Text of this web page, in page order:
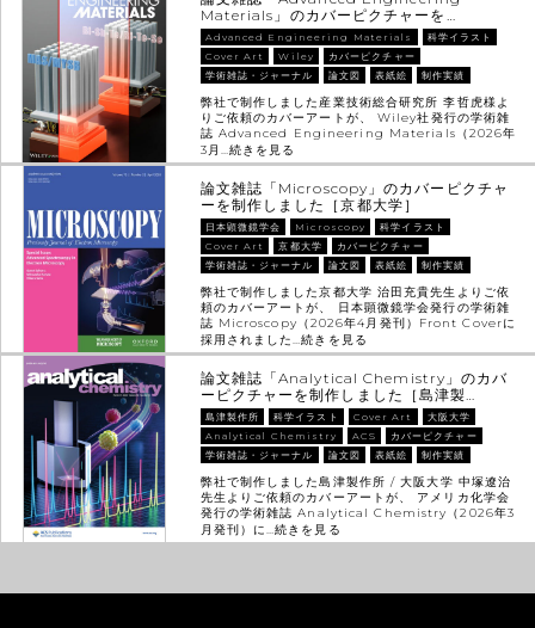
Materials」のカバーピクチャーを…
Advanced Engineering Materials
科学イラスト
Cover Art
Wiley
カバーピクチャー
学術雑誌・ジャーナル
論文図 表紙絵 制作実績
弊社で制作しました産業技術総合研究所 李哲虎様よ
りご依頼のカバーアートが、 Wiley社発行の学術雑
誌 Advanced Engineering Materials（2026年
3月…続きを見る
論文雑誌「Microscopy」のカバーピクチャ
ーを制作しました［京都大学］
日本顕微鏡学会 Microscopy
科学イラスト
Cover Art
京都大学
カバーピクチャー
学術雑誌・ジャーナル
論文図 表紙絵 制作実績
弊社で制作しました京都大学 治田充貴先生よりご依
頼のカバーアートが、 日本顕微鏡学会発行の学術雑
誌 Microscopy（2026年4月発刊）Front Coverに
採用されました…続きを見る
論文雑誌「Analytical Chemistry」のカバ
ーピクチャーを制作しました［島津製…
島津製作所 科学イラスト Cover Art
大阪大学
Analytical Chemistry
ACS
カバーピクチャー
学術雑誌・ジャーナル
論文図 表紙絵 制作実績
弊社で制作しました島津製作所 / 大阪大学 中塚遼治
先生よりご依頼のカバーアートが、 アメリカ化学会
発行の学術雑誌 Analytical Chemistry（2026年3
月発刊）に…続きを見る